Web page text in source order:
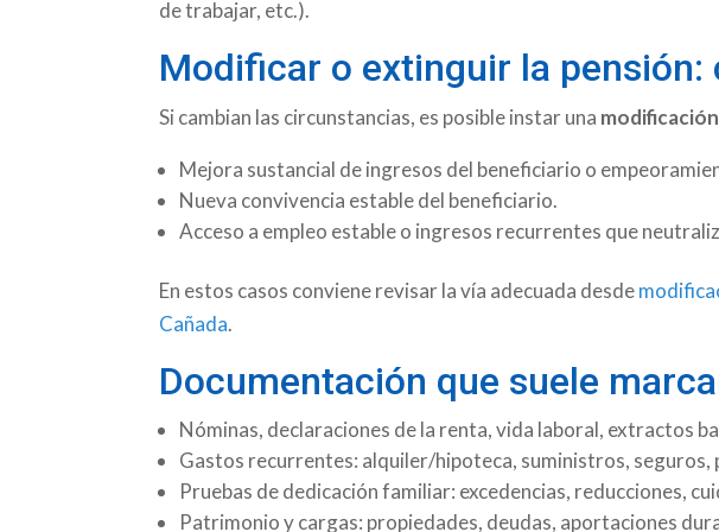
de trabajar, etc.).
Modificar o extinguir la pensión:
Si cambian las circunstancias, es posible instar una
Mejora sustancial de ingresos del beneficiario o
Nueva convivencia estable del beneficiario.
Acceso a empleo estable o ingresos recurrentes que
En estos casos conviene revisar la vía adecuada desde
Cañada.
Documentación que suele
Nóminas, declaraciones de la renta, vida laboral, extractos
Gastos recurrentes: alquiler/hipoteca, suministros, seguros,
Pruebas de dedicación familiar: excedencias, reducciones,
Patrimonio y cargas: propiedades, deudas, aportaciones